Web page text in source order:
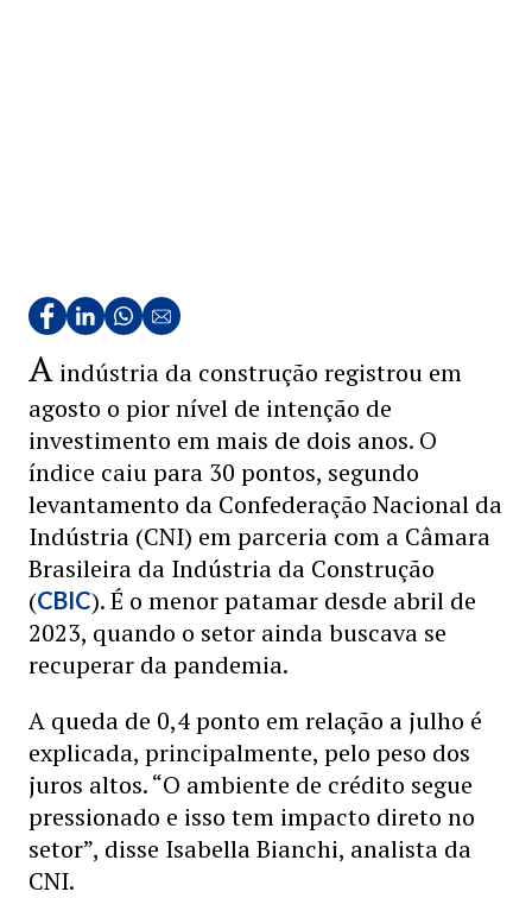
A indústria da construção registrou em
agosto o pior nível de intenção de
investimento em mais de dois anos. O
índice caiu para 30 pontos, segundo
levantamento da Confederação Nacional da
Indústria (CNI) em parceria com a Câmara
Brasileira da Indústria da Construção
(CBIC). É o menor patamar desde abril de
2023, quando o setor ainda buscava se
recuperar da pandemia.
A queda de 0,4 ponto em relação a julho é
explicada, principalmente, pelo peso dos
juros altos. “O ambiente de crédito segue
pressionado e isso tem impacto direto no
setor”, disse Isabella Bianchi, analista da
CNI.